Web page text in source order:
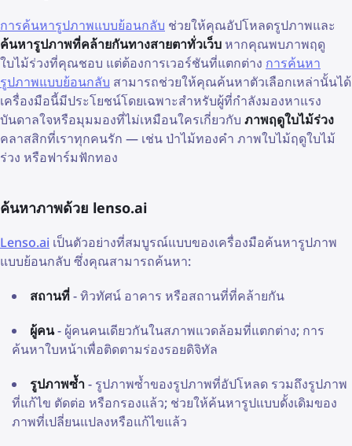
การค้นหารูปภาพแบบย้อนกลับ ช่วยให้คุณอัปโหลดรูปภาพและ
ค้นหารูปภาพที่คล้ายกันทางสายตาทั่วเว็บ หากคุณพบภาพฤดู
ใบไม้ร่วงที่คุณชอบ แต่ต้องการเวอร์ชันที่แตกต่าง การค้นหา
รูปภาพแบบย้อนกลับ สามารถช่วยให้คุณค้นหาตัวเลือกเหล่านั้นได้
เครื่องมือนี้มีประโยชน์โดยเฉพาะสำหรับผู้ที่กำลังมองหาแรง
บันดาลใจหรือมุมมองที่ไม่เหมือนใครเกี่ยวกับ ภาพฤดูใบไม้ร่วง
คลาสสิกที่เราทุกคนรัก — เช่น ป่าไม้ทองคำ ภาพใบไม้ฤดูใบไม้
ร่วง หรือฟาร์มฟักทอง
ค้นหาภาพด้วย lenso.ai
Lenso.ai เป็นตัวอย่างที่สมบูรณ์แบบของเครื่องมือค้นหารูปภาพ
แบบย้อนกลับ ซึ่งคุณสามารถค้นหา:
สถานที่- ทิวทัศน์ อาคาร หรือสถานที่ที่คล้ายกัน
ผู้คน- ผู้คนคนเดียวกันในสภาพแวดล้อมที่แตกต่าง; การ
ค้นหาใบหน้าเพื่อติดตามร่องรอยดิจิทัล
รูปภาพซ้ำ- รูปภาพซ้ำของรูปภาพที่อัปโหลด รวมถึงรูปภาพ
ที่แก้ไข ตัดต่อ หรือกรองแล้ว; ช่วยให้ค้นหารูปแบบดั้งเดิมของ
ภาพที่เปลี่ยนแปลงหรือแก้ไขแล้ว